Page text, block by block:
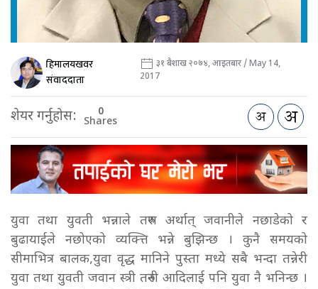
हिमालयखवर
संवाददाता
३१ बैशाख २०७४, आइतबार / May 14,
2017
शेयर गर्नुहोस: 0
Shares
युवा तथा युवती भन्नाले तरुण अर्थात् जवानीले नछाडेको र
बुढायाईले नछोएको व्यक्त्ति भन्ने बुझिन्छ । कुनै समयको
सीमाभित्र बालक,युवा वृद्ध मानिने पुस्ता मध्ये सबै भन्दा तन्नेरी
युवा तथा युवती जवान स्त्री तरुनी आदिलाई पनि युवा नै भनिन्छ ।